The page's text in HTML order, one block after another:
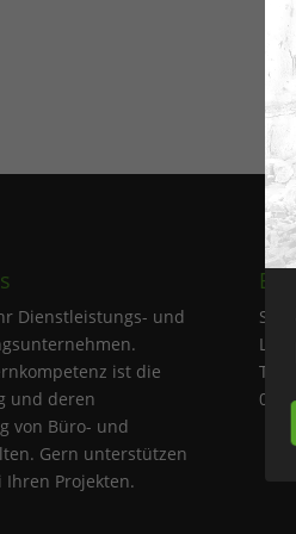
Dienstleistungs- und
ist die
und deren
von Büro- und
Gern unterstützen
Ihren Projekten.